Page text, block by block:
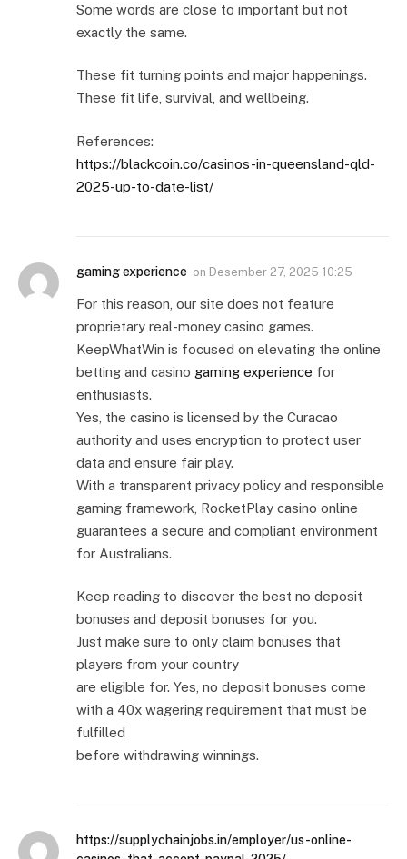
Some words are close to important but not
exactly the same.
These fit turning points and major happenings.
These fit life, survival, and wellbeing.
References:
https://blackcoin.co/casinos-in-queensland-qld-
2025-up-to-date-list/
gaming experience on Desember 27, 2025 10:25
For this reason, our site does not feature
proprietary real-money casino games.
KeepWhatWin is focused on elevating the online
betting and casino gaming experience for
enthusiasts.
Yes, the casino is licensed by the Curacao
authority and uses encryption to protect user
data and ensure fair play.
With a transparent privacy policy and responsible
gaming framework, RocketPlay casino online
guarantees a secure and compliant environment
for Australians.
Keep reading to discover the best no deposit
bonuses and deposit bonuses for you.
Just make sure to only claim bonuses that
players from your country
are eligible for. Yes, no deposit bonuses come
with a 40x wagering requirement that must be
fulfilled
before withdrawing winnings.
https://supplychainjobs.in/employer/us-online-